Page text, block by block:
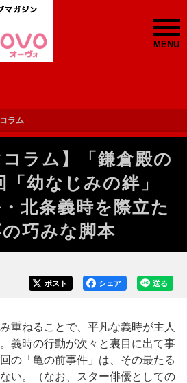
MENU
コラム
コラム】「鎌倉殿の
幼なじみの絆」
北条義時を際立た
巧みな脚本
送る
シェア
ポスト
重ねることで、平凡な義時が主人
義時の行動が次々と裏目に出て事
の「亀の前事件」は、その最たる
い。（なお、スター俳優としての